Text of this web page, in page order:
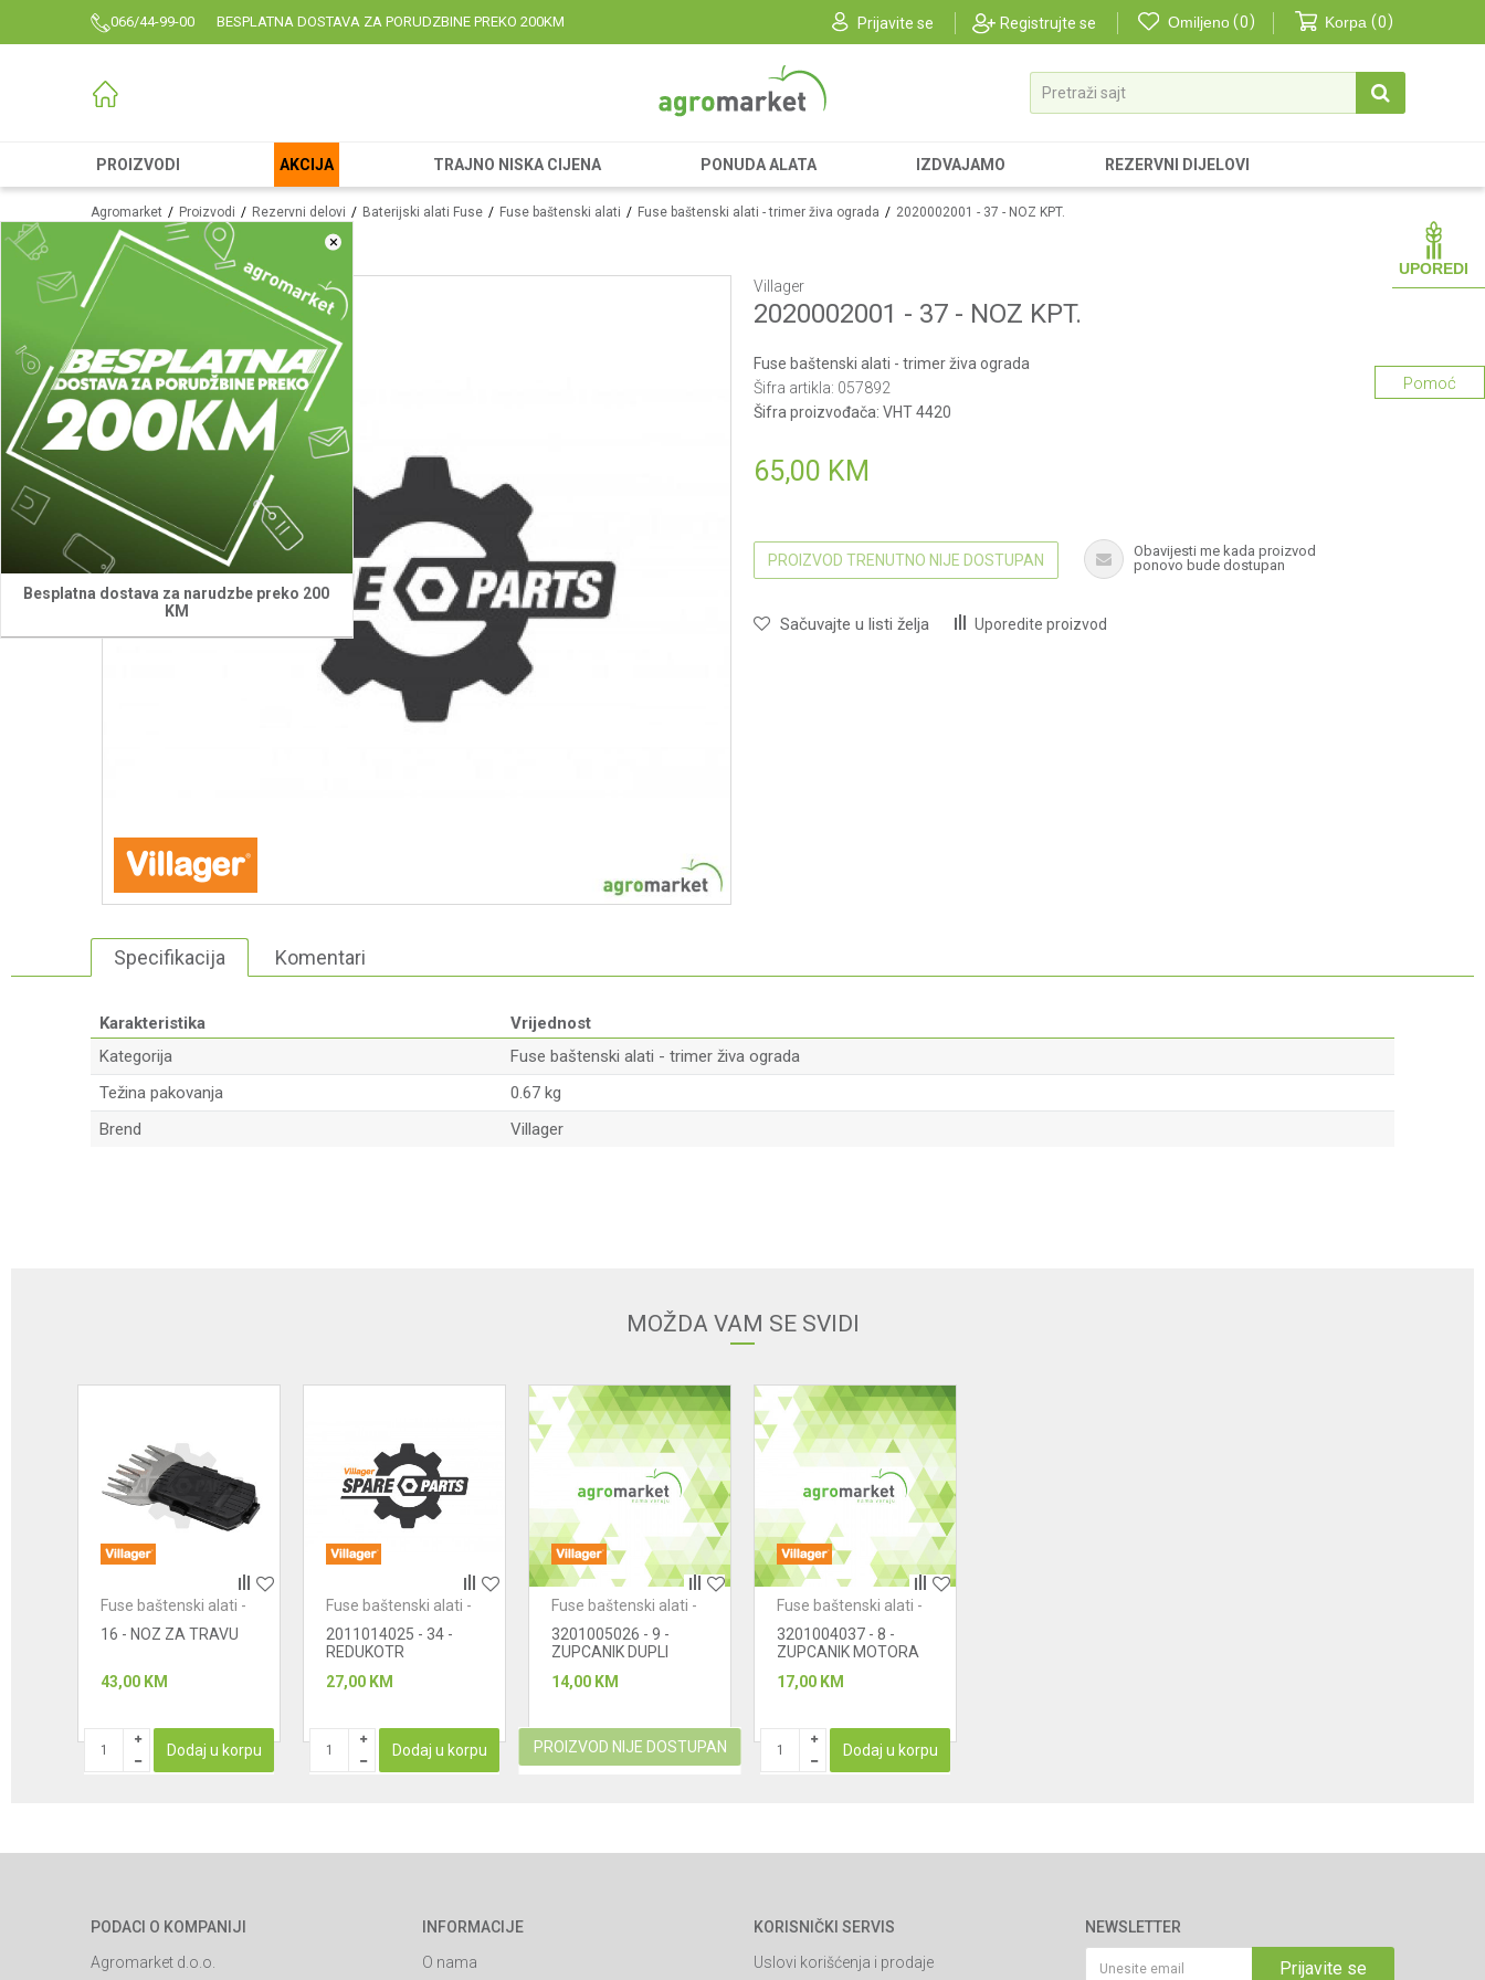
066/44-99-00 BESPLATNA DOSTAVA ZA PORUDZBINE PREKO 200KM Prijavite se Registrujte se Omiljeno 0 Korpa 0
Pretraži sajt
PROIZVODI AKCIJA TRAJNO NISKA CIJENA PONUDA ALATA IZDVAJAMO REZERVNI DIJELOVI
×
Besplatna dostava za narudzbe preko 200
KM
UPOREDI
Agromarket Proizvodi Rezervni delovi Baterijski alati Fuse Fuse baštenski alati Fuse baštenski alati - trimer živa ograda 2020002001 - 37 - NOZ KPT.
Villager
2020002001 - 37 - NOZ KPT.
Fuse baštenski alati - trimer živa ograda
Šifra artikla: 057892
Šifra proizvođača: VHT 4420
65,00 KM
PROIZVOD TRENUTNO NIJE DOSTUPAN
Obavijesti me kada proizvod
ponovo bude dostupan
Sačuvajte u listi želja Uporedite proizvod
Pomoć
Specifikacija Komentari
Karakteristika
Vrijednost
Kategorija
Fuse baštenski alati - trimer živa ograda
Težina pakovanja
0.67 kg
Brend
Villager
Anti-spam zaštita - izračunajte koliko je 2 + 3 :
POŠALJI
MOŽDA VAM SE SVIDI
Fuse baštenski alati -
16 - NOZ ZA TRAVU
43,00 KM
Dodaj u korpu
Fuse baštenski alati -
2011014025 - 34 -
REDUKOTR
27,00 KM
Dodaj u korpu
Fuse baštenski alati -
3201005026 - 9 -
ZUPCANIK DUPLI
14,00 KM
PROIZVOD NIJE DOSTUPAN
Fuse baštenski alati -
3201004037 - 8 -
ZUPCANIK MOTORA
17,00 KM
Dodaj u korpu
PODACI O KOMPANIJI
Agromarket d.o.o.
INFORMACIJE
O nama
KORISNIČKI SERVIS
Uslovi korišćenja i prodaje
NEWSLETTER
Prijavite se